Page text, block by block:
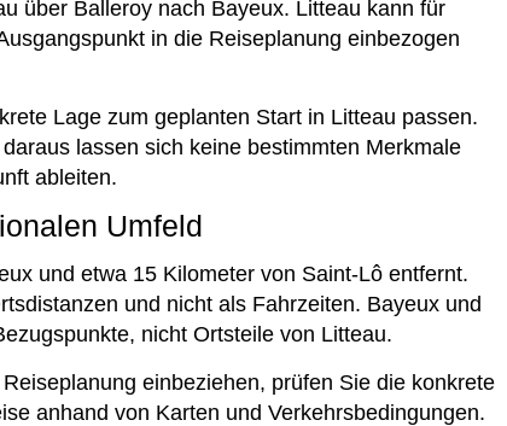
über Balleroy nach Bayeux. Litteau kann für
in die Reiseplanung einbezogen
Lage zum geplanten Start in Litteau passen.
lassen sich keine bestimmten Merkmale
ableiten.
Umfeld
und etwa 15 Kilometer von Saint-Lô entfernt.
und nicht als Fahrzeiten. Bayeux und
nicht Ortsteile von Litteau.
einbeziehen, prüfen Sie die konkrete
anhand von Karten und Verkehrsbedingungen.